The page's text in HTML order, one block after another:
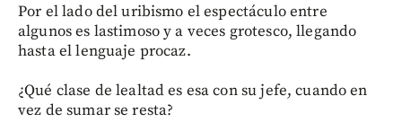
Por el lado del uribismo el espectáculo entre
algunos es lastimoso y a veces grotesco, llegando
hasta el lenguaje procaz.
¿Qué clase de lealtad es esa con su jefe, cuando en
vez de sumar se resta?